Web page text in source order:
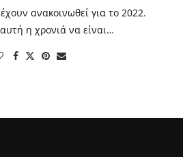
ανακοινωθεί για το 2022.
η χρονιά να είναι…